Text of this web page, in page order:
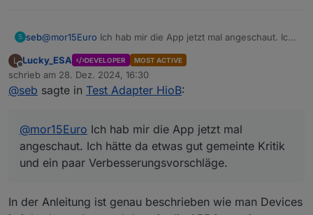
S seb@mor15Euro Ich hab mir die App jetzt mal angeschaut. Ich
Verbesserungsvorschläge.
Die Einrichtung ist doch leider noch etwas kompliziert und
ohne Anleitung nicht zu machen. Es ist gut, dass es die
Dann haben mich erstmal die Begriffe Screen,
Template/Widget und Device etwas verwirrt - und sie tun
es immer noch etwas. Also wenn man erstmal davor steht
und sich fragt, was davon brauch ich jetzt und wie hängt
kleine Einleitung wünschen, wo das Zusammenspiel
erklärt ist. Grad bei Template/Widget und Device bin ich
L
Offline
Lucky_ESA DEVELOPER MOST ACTIVE
schrieb am 28. Dez. 2024, 16:30
zuletzt editiert von
@seb sagte in Test Adapter HioB:
@mor15Euro Ich hab mir die App jetzt mal
angeschaut. Ich hätte da etwas gut gemeinte Kritik
und ein paar Verbesserungsvorschläge.
In der Anleitung ist genau beschrieben wie man Devices